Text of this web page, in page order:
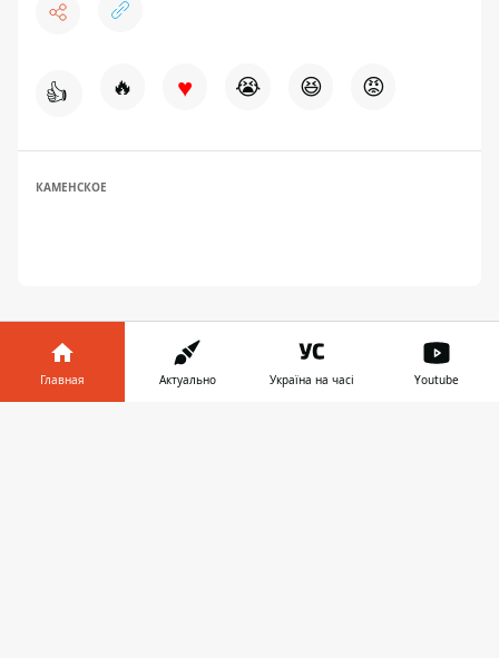
👍 🔥 ♥ 😭 😆 😡
КАМЕНСКОЕ
Главная Актуально Україна на часі Youtube